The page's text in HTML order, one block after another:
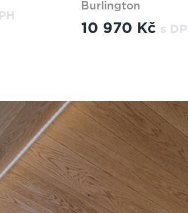
Burlington
10 970 Kč s